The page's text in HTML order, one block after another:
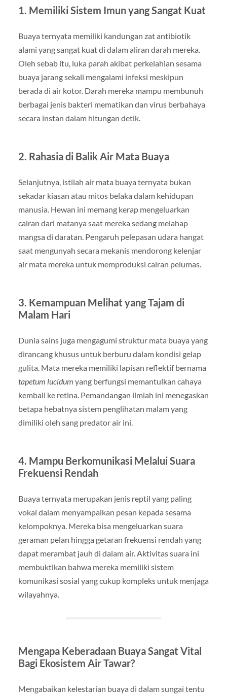
1. Memiliki Sistem Imun yang Sangat Kuat
Buaya ternyata memiliki kandungan zat antibiotik
alami yang sangat kuat di dalam aliran darah mereka.
Oleh sebab itu, luka parah akibat perkelahian sesama
buaya jarang sekali mengalami infeksi meskipun
berada di air kotor. Darah mereka mampu membunuh
berbagai jenis bakteri mematikan dan virus berbahaya
secara instan dalam hitungan detik.
2. Rahasia di Balik Air Mata Buaya
Selanjutnya, istilah air mata buaya ternyata bukan
sekadar kiasan atau mitos belaka dalam kehidupan
manusia. Hewan ini memang kerap mengeluarkan
cairan dari matanya saat mereka sedang melahap
mangsa di daratan. Pengaruh pelepasan udara hangat
saat mengunyah secara mekanis mendorong kelenjar
air mata mereka untuk memproduksi cairan pelumas.
3. Kemampuan Melihat yang Tajam di
Malam Hari
Dunia sains juga mengagumi struktur mata buaya yang
dirancang khusus untuk berburu dalam kondisi gelap
gulita. Mata mereka memiliki lapisan reflektif bernama
tapetum lucidum yang berfungsi memantulkan cahaya
kembali ke retina. Pemandangan ilmiah ini menegaskan
betapa hebatnya sistem penglihatan malam yang
dimiliki oleh sang predator air ini.
4. Mampu Berkomunikasi Melalui Suara
Frekuensi Rendah
Buaya ternyata merupakan jenis reptil yang paling
vokal dalam menyampaikan pesan kepada sesama
kelompoknya. Mereka bisa mengeluarkan suara
geraman pelan hingga getaran frekuensi rendah yang
dapat merambat jauh di dalam air. Aktivitas suara ini
membuktikan bahwa mereka memiliki sistem
komunikasi sosial yang cukup kompleks untuk menjaga
wilayahnya.
Mengapa Keberadaan Buaya Sangat Vital
Bagi Ekosistem Air Tawar?
Mengabaikan kelestarian buaya di dalam sungai tentu